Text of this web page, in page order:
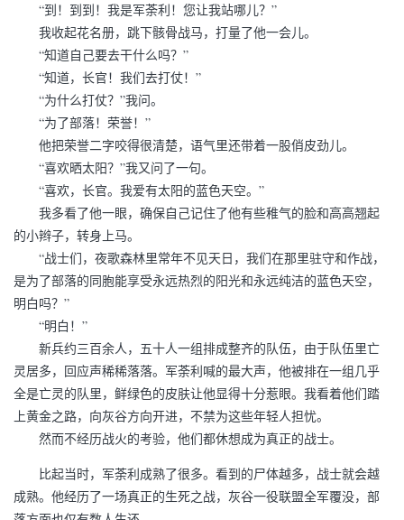
“到！到到！我是军荼利！您让我站哪儿？”
我收起花名册，跳下骸骨战马，打量了他一会儿。
“知道自己要去干什么吗？”
“知道，长官！我们去打仗！”
“为什么打仗？”我问。
“为了部落！荣誉！”
他把荣誉二字咬得很清楚，语气里还带着一股俏皮劲儿。
“喜欢晒太阳？”我又问了一句。
“喜欢，长官。我爱有太阳的蓝色天空。”
我多看了他一眼，确保自己记住了他有些稚气的脸和高高翘起
的小辫子，转身上马。
“战士们，夜歌森林里常年不见天日，我们在那里驻守和作战，
是为了部落的同胞能享受永远热烈的阳光和永远纯洁的蓝色天空，
明白吗？”
“明白！”
新兵约三百余人，五十人一组排成整齐的队伍，由于队伍里亡
灵居多，回应声稀稀落落。军荼利喊的最大声，他被排在一组几乎
全是亡灵的队里，鲜绿色的皮肤让他显得十分惹眼。我看着他们踏
上黄金之路，向灰谷方向开进，不禁为这些年轻人担忧。
然而不经历战火的考验，他们都休想成为真正的战士。
比起当时，军荼利成熟了很多。看到的尸体越多，战士就会越
成熟。他经历了一场真正的生死之战，灰谷一役联盟全军覆没，部